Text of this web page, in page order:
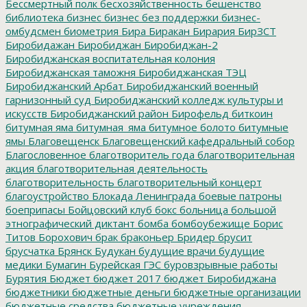
Бессмертный полк бесхозяйственность бешенство
библиотека бизнес бизнес без поддержки бизнес-
омбудсмен биометрия Бира Биракан Бирария БирЗСТ
Биробидажан Биробиджан Биробиджан-2
Биробиджанская воспитательная колония
Биробиджанская таможня Биробиджанская ТЭЦ
Биробиджанский Арбат Биробиджанский военный
гарнизонный суд Биробиджанский колледж культуры и
искусств Биробиджанский район Бирофельд биткоин
битумная яма битумная_яма битумное болото битумные
ямы Благовещенск Благовещенский кафедральный собор
Благословенное благотворитель года благотворительная
акция благотворительная деятельность
благотворительность благотворительный концерт
благоустройство Блокада Ленинграда боевые патроны
боеприпасы Бойцовский клуб бокс больница большой
этнографический диктант бомба бомбоубежище Борис
Титов Борохович брак браконьер Бридер брусит
брусчатка Брянск Будукан будущие врачи будущие
медики Бумагин Бурейская ГЭС буровзрывные работы
Бурятия Бюджет бюджет 2017 бюджет Биробиджана
бюджетники бюджетные деньги бюджетные организации